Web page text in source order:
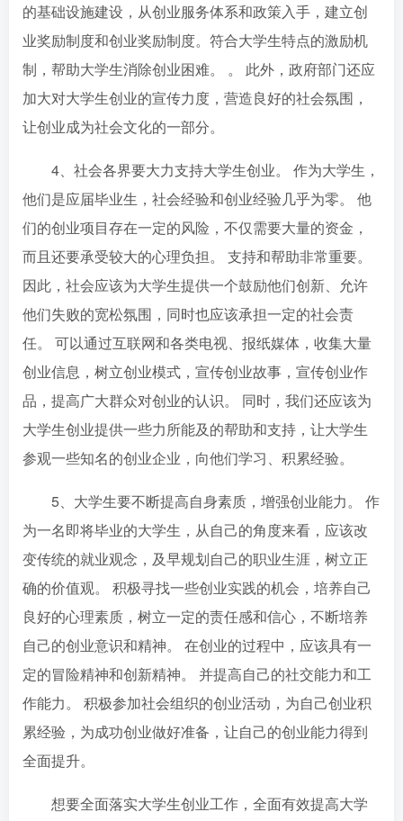
的基础设施建设，从创业服务体系和政策入手，建立创
业奖励制度和创业奖励制度。符合大学生特点的激励机
制，帮助大学生消除创业困难。 。 此外，政府部门还应
加大对大学生创业的宣传力度，营造良好的社会氛围，
让创业成为社会文化的一部分。
4、社会各界要大力支持大学生创业。 作为大学生，
他们是应届毕业生，社会经验和创业经验几乎为零。 他
们的创业项目存在一定的风险，不仅需要大量的资金，
而且还要承受较大的心理负担。 支持和帮助非常重要。
因此，社会应该为大学生提供一个鼓励他们创新、允许
他们失败的宽松氛围，同时也应该承担一定的社会责
任。 可以通过互联网和各类电视、报纸媒体，收集大量
创业信息，树立创业模式，宣传创业故事，宣传创业作
品，提高广大群众对创业的认识。 同时，我们还应该为
大学生创业提供一些力所能及的帮助和支持，让大学生
参观一些知名的创业企业，向他们学习、积累经验。
5、大学生要不断提高自身素质，增强创业能力。 作
为一名即将毕业的大学生，从自己的角度来看，应该改
变传统的就业观念，及早规划自己的职业生涯，树立正
确的价值观。 积极寻找一些创业实践的机会，培养自己
良好的心理素质，树立一定的责任感和信心，不断培养
自己的创业意识和精神。 在创业的过程中，应该具有一
定的冒险精神和创新精神。 并提高自己的社交能力和工
作能力。 积极参加社会组织的创业活动，为自己创业积
累经验，为成功创业做好准备，让自己的创业能力得到
全面提升。
想要全面落实大学生创业工作，全面有效提高大学